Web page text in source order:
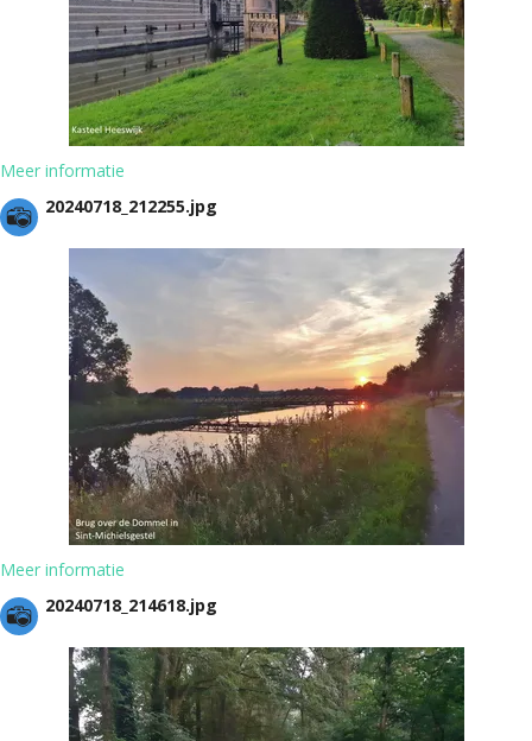
Meer informatie
20240718_212255.jpg
Meer informatie
20240718_214618.jpg